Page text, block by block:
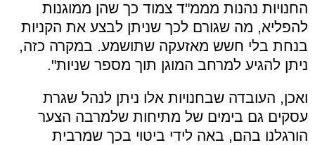
החנויות נהנות מממ"ד צמוד כך שהן ממוגנות
להפליא, מה שגורם לכך שניתן לבצע את הקניות
בנחת בלי חשש מאזעקה שתושמע. במקרה כזה,
ניתן להגיע למרחב המוגן תוך מספר שניות".
ואכן, העובדה שבחנויות אלו ניתן לנהל שגרת
עסקים גם בימים של מתיחות שלמרבה הצער
הורגלנו בהם, באה לידי ביטוי בכך שמרבית